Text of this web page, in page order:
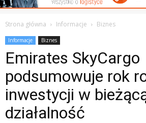
Strona główna Informacje Biznes
Informacje Biznes
Emirates SkyCargo
podsumowuje rok
inwestycji w
działalność